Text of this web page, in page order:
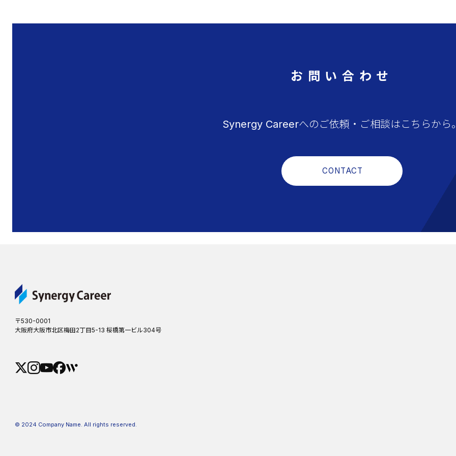
お問い合わせ
Synergy Careerへのご依頼・ご相談はこちらから
CONTACT
〒530-0001
大阪府大阪市北区梅田2丁目5-13 桜橋第一ビル304号
© 2024 Company Name. All rights reserved.